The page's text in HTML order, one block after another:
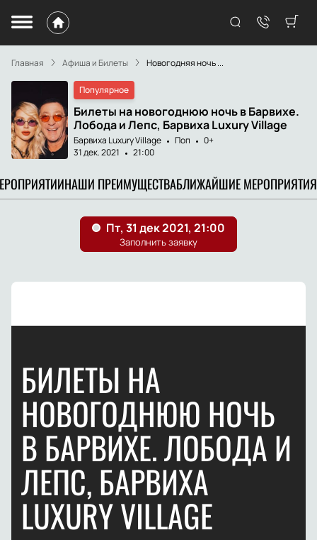
Главная Афиша и Билеты Новогодняя ночь ...
Популярное
Билеты на новогоднюю ночь в Барвихе.
Лобода и Лепс, Барвиха Luxury Village
Барвиха Luxury Village Поп
0+
31 дек. 2021
21:00
НАШИ ПРЕИМУЩЕСТВАБЛИЖАЙШИЕ МЕРОПРИЯТИЯ
БИЛЕТЫ НА
НОВОГОДНЮЮ НОЧЬ
В БАРВИХЕ. ЛОБОДА И
ЛЕПС, БАРВИХА
LUXURY VILLAGE